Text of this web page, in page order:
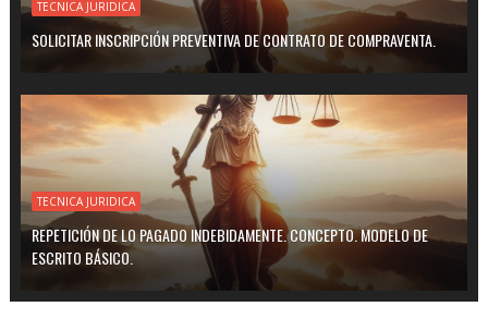
TECNICA JURIDICA
SOLICITAR INSCRIPCIÓN PREVENTIVA DE CONTRATO DE COMPRAVENTA.
TECNICA JURIDICA
REPETICIÓN DE LO PAGADO INDEBIDAMENTE. CONCEPTO. MODELO DE
ESCRITO BÁSICO.